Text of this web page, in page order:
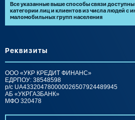
Все указанные выше способы связи
категории лиц и клиентов из числа людей с
маломобильных групп населения
Реквизиты
ООО «УКР КРЕДИТ ФИНАНС»
ЕДРПОУ: 38548598
р/c UA433204780000026507924489945
АБ «УКРГАЗБАНК»
МФО 320478